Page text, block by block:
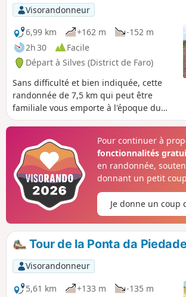
Visorandonneur
6,99 km
+162 m
-152 m
2h 30
Facile
Départ à Silves (District de Faro)
Sans difficulté et bien indiquée, cette
randonnée de 7,5 km qui peut être
familiale vous emporte à l'époque du
néolithique à travers un paysage de
nombreux menhirs et nécropoles qui
jalonnent ce circuit archéologique "Vale
Fuzeiros" comme indiqué sur le
panneau de départ.
Pour continuer à
fonctionnalités
en randonnée,
donnant un petit
Je donne un coup
Tour de la Ponta da Piedade
Visorandonneur
5,61 km
+133 m
-135 m